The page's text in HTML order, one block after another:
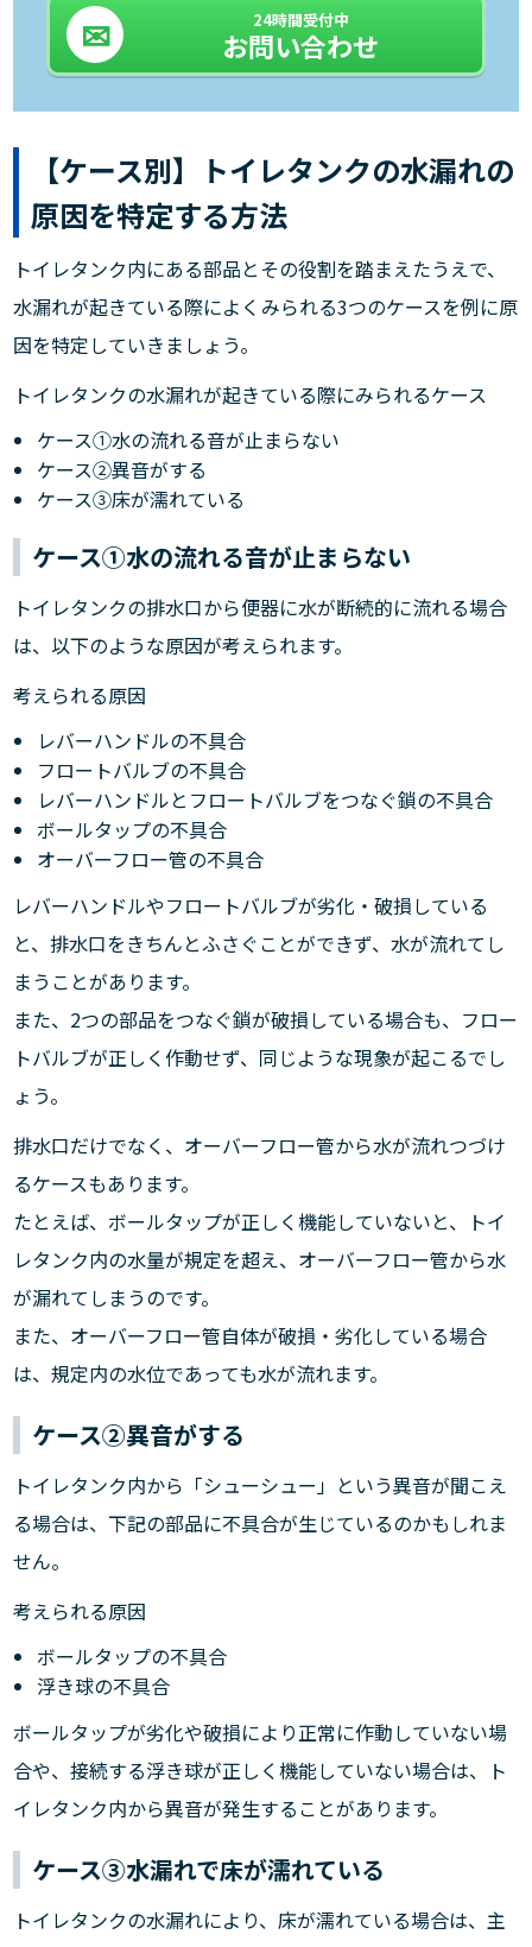
24時間受付中
お問い合わせ
【ケース別】トイレタンクの水漏れの
原因を特定する方法
トイレタンク内にある部品とその役割を踏まえたうえで、
水漏れが起きている際によくみられる3つのケースを例に原
因を特定していきましょう。
トイレタンクの水漏れが起きている際にみられるケース
ケース①水の流れる音が止まらない
ケース②異音がする
ケース③床が濡れている
ケース①水の流れる音が止まらない
トイレタンクの排水口から便器に水が断続的に流れる場合
は、以下のような原因が考えられます。
考えられる原因
レバーハンドルの不具合
フロートバルブの不具合
レバーハンドルとフロートバルブをつなぐ鎖の不具合
ボールタップの不具合
オーバーフロー管の不具合
レバーハンドルやフロートバルブが劣化・破損している
と、排水口をきちんとふさぐことができず、水が流れてし
まうことがあります。
また、2つの部品をつなぐ鎖が破損している場合も、フロー
トバルブが正しく作動せず、同じような現象が起こるでし
ょう。
排水口だけでなく、オーバーフロー管から水が流れつづけ
るケースもあります。
たとえば、ボールタップが正しく機能していないと、トイ
レタンク内の水量が規定を超え、オーバーフロー管から水
が漏れてしまうのです。
また、オーバーフロー管自体が破損・劣化している場合
は、規定内の水位であっても水が流れます。
ケース②異音がする
トイレタンク内から「シューシュー」という異音が聞こえ
る場合は、下記の部品に不具合が生じているのかもしれま
せん。
考えられる原因
ボールタップの不具合
浮き球の不具合
ボールタップが劣化や破損により正常に作動していない場
合や、接続する浮き球が正しく機能していない場合は、ト
イレタンク内から異音が発生することがあります。
ケース③水漏れで床が濡れている
トイレタンクの水漏れにより、床が濡れている場合は、主